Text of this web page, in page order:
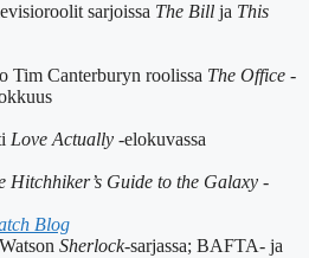
sarjoissa The Bill ja This
Tim Canterburyn roolissa The Office -
Love Actually -elokuvassa
Hitchhiker’s Guide to the Galaxy -
Blog
Sherlock-sarjassa; BAFTA- ja